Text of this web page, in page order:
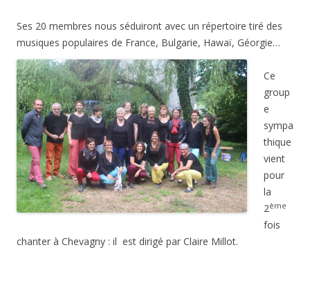
Ses 20 membres nous séduiront avec un répertoire tiré des
musiques populaires de France, Bulgarie, Hawaï, Géorgie…
Ce
group
e
sympa
thique
vient
pour
la
2ème
fois
chanter à Chevagny : il est dirigé par Claire Millot.